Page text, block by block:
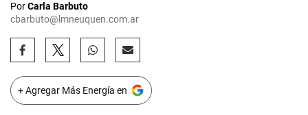
PorCarla Barbuto
cbarbuto@lmneuquen.com.ar
+ Agregar Más Energía en